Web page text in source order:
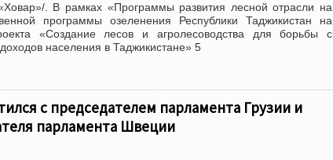
. В рамках «Программы развития лесной отрасли на
программы озеленения Республики Таджикистан на
«Создание лесов и агролесоводства для борьбы с
населения в Таджикистане» 5
с председателем парламента Грузии и
парламента Швеции